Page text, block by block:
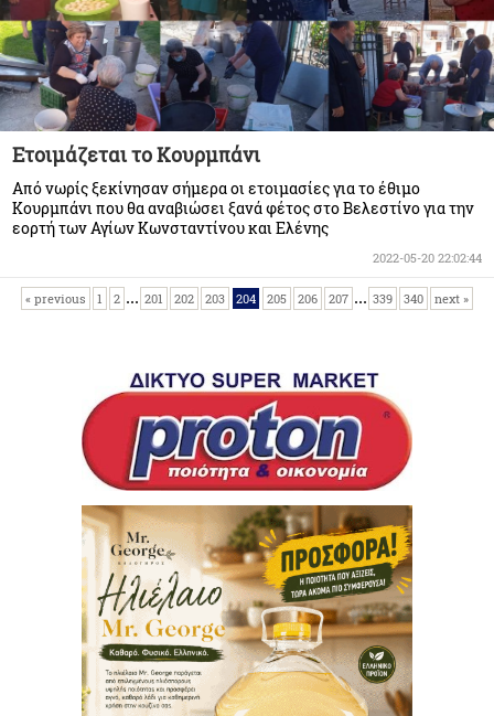
Ετοιμάζεται το Κουρμπάνι
Από νωρίς ξεκίνησαν σήμερα οι ετοιμασίες για το έθιμο
Κουρμπάνι που θα αναβιώσει ξανά φέτος στο Βελεστίνο για την
εορτή των Αγίων Κωνσταντίνου και Ελένης
2022-05-20 22:02:44
« previous 1 2 ... 201 202 203 204 205 206 207 ... 339 340 next »